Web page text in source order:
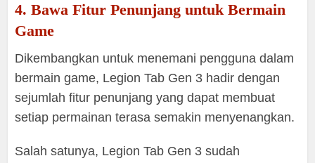
4. Bawa Fitur Penunjang untuk Bermain
Game
Dikembangkan untuk menemani pengguna dalam
bermain game, Legion Tab Gen 3 hadir dengan
sejumlah fitur penunjang yang dapat membuat
setiap permainan terasa semakin menyenangkan.
Salah satunya, Legion Tab Gen 3 sudah